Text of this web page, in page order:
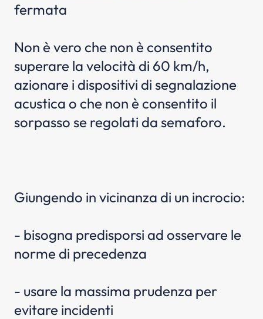
fermata
Non è vero che non è consentito
superare la velocità di 60 km/h,
azionare i dispositivi di segnalazione
acustica o che non è consentito il
sorpasso se regolati da semaforo.
Giungendo in vicinanza di un incrocio:
- bisogna predisporsi ad osservare le
norme di precedenza
- usare la massima prudenza per
evitare incidenti